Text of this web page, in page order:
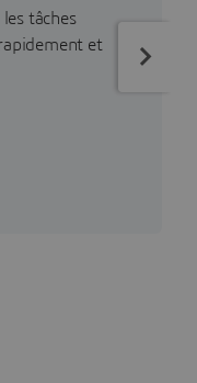
tâches
et